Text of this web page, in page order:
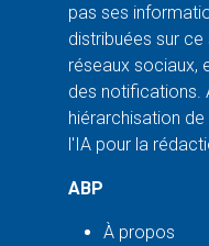
pas ses
distribuées sur
réseaux sociaux,
des notifications.
hiérarchisation
l'IA pour la
ABP
À propos